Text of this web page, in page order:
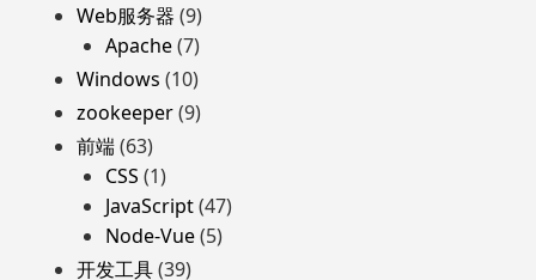
Web服务器 (9)
Apache(7)
Windows (10)
zookeeper(9)
前端(63)
CSS (1)
JavaScript(47)
Node-Vue(5)
开发工具(39)